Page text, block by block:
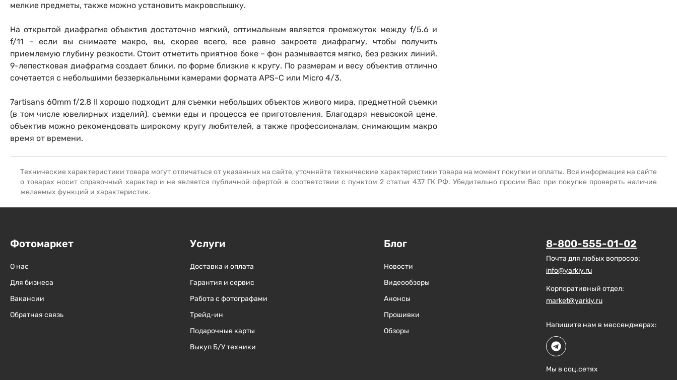
Нажимая кнопку «
Отправить вопрос
Нажимая кнопку «
Отправить вопрос
Солнцезащитные очки
Б/У фототехника (Комиссионные товары)
Уценённые товары
мелкие предметы, также можно установить макровспышку.
На открытой диафрагме объектив достаточно мягкий, оптимальным является промежуток между f/5.6 и
f/11 – если вы снимаете макро, вы, скорее всего, все равно закроете диафрагму, чтобы получить
приемлемую глубину резкости. Стоит отметить приятное боке – фон размывается мягко, без резких линий.
9-лепестковая диафрагма создает блики, по форме близкие к кругу. По размерам и весу объектив отлично
сочетается с небольшими беззеркальными камерами формата APS-C или Micro 4/3.
7artisans 60mm f/2.8 II хорошо подходит для съемки небольших объектов живого мира, предметной съемки
(в том числе ювелирных изделий), съемки еды и процесса ее приготовления. Благодаря невысокой цене,
объектив можно рекомендовать широкому кругу любителей, а также профессионалам, снимающим макро
время от времени.
Технические характеристики товара могут отличаться от указанных на сайте, уточняйте технические характеристики товара на момент покупки и оплаты. Вся информация на сайте
о товарах носит справочный характер и не является публичной офертой в соответствии с пунктом 2 статьи 437 ГК РФ. Убедительно просим Вас при покупке проверять наличие
желаемых функций и характеристик.
Нажимая кнопку «
Отправить вопрос
Фотомаркет
О нас
Для бизнеса
Вакансии
Обратная связь
Услуги
Доставка и оплата
Гарантия и сервис
Работа с фотографами
Трейд-ин
Подарочные карты
Выкуп Б/У техники
Блог
Новости
Видеообзоры
Анонсы
Прошивки
Обзоры
8-800-555-01-02
Почта для любых вопросов:
info@yarkiy.ru
Корпоративный отдел:
market@yarkiy.ru
Напишите нам в мессенджерах:
Мы в соц.сетях